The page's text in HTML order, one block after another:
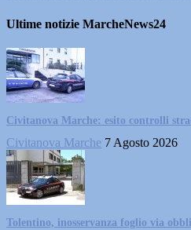
Ultime notizie MarcheNews24
Civitanova Marche: esito controlli
Civitanova Marche 7 Agosto 2026
Tolentino, inosservanza foglio via